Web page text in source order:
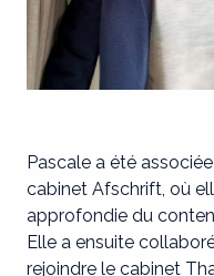
Pascale a été
cabinet Afschrift, où
approfondie du
Elle a ensuite
rejoindre le cabinet